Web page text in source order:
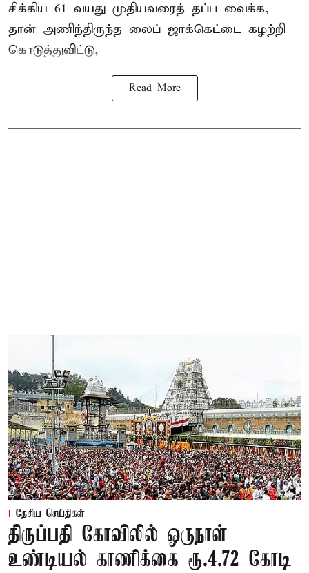
சிக்கிய 61 வயது முதியவரைத் தப்ப வைக்க,
தான் அணிந்திருந்த லைப் ஜாக்கெட்டை கழற்றி
கொடுத்துவிட்டு,
Read More
தேசிய செய்திகள்
திருப்பதி கோவிலில் ஒருநாள்
உண்டியல் காணிக்கை ரூ.4.72 கோடி